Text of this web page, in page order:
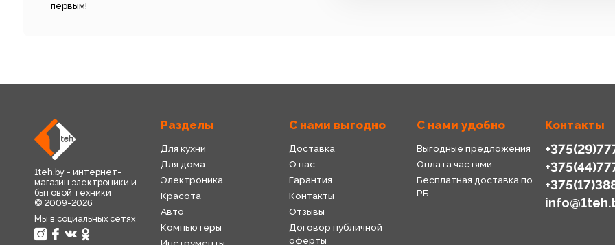
первым!
1teh.by - интернет-
магазин электроники и
бытовой техники
© 2009-2026
Мы в социальных сетях
Разделы
Для кухни
Для дома
Электроника
Красота
Авто
Компьютеры
С нами выгодно
Доставка
О нас
Гарантия
Контакты
Отзывы
Договор публичной
оферты
С нами удобно
Выгодные предложения
Оплата частями
Бесплатная доставка по
РБ
Контакты